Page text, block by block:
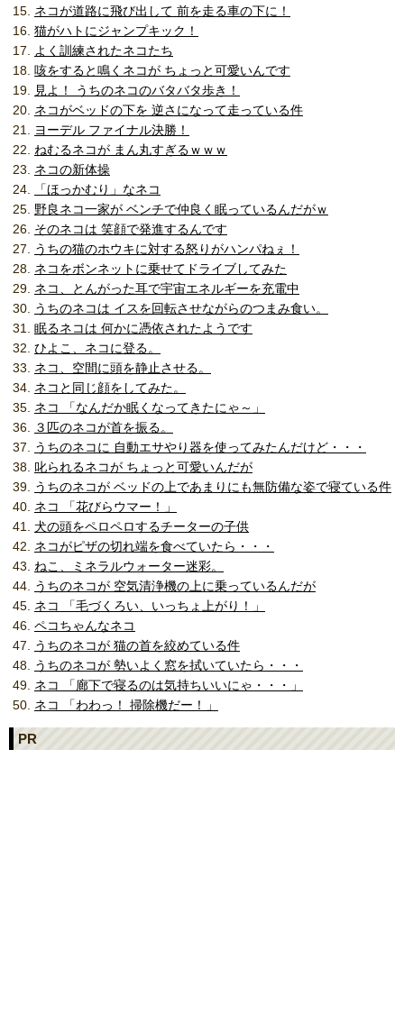
ネコが道路に飛び出して 前を走る車の下に！
猫がハトにジャンプキック！
よく訓練されたネコたち
咳をすると鳴くネコが ちょっと可愛いんです
見よ！ うちのネコのバタバタ歩き！
ネコがベッドの下を 逆さになって走っている件
ヨーデル ファイナル決勝！
ねむるネコが まん丸すぎるｗｗｗ
ネコの新体操
「ほっかむり」なネコ
野良ネコ一家が ベンチで仲良く眠っているんだがｗ
そのネコは 笑顔で発進するんです
うちの猫のホウキに対する怒りがハンパねぇ！
ネコをボンネットに乗せてドライブしてみた
ネコ、とんがった耳で宇宙エネルギーを充電中
うちのネコは イスを回転させながらのつまみ食い。
眠るネコは 何かに憑依されたようです
ひよこ、ネコに登る。
ネコ、空間に頭を静止させる。
ネコと同じ顔をしてみた。
ネコ 「なんだか眠くなってきたにゃ～」
３匹のネコが首を振る。
うちのネコに 自動エサやり器を使ってみたんだけど・・・
叱られるネコが ちょっと可愛いんだが
うちのネコが ベッドの上であまりにも無防備な姿で寝ている件
ネコ 「花びらウマー！」
犬の頭をペロペロするチーターの子供
ネコがピザの切れ端を食べていたら・・・
ねこ、ミネラルウォーター迷彩。
うちのネコが 空気清浄機の上に乗っているんだが
ネコ 「毛づくろい、いっちょ上がり！」
ペコちゃんなネコ
うちのネコが 猫の首を絞めている件
うちのネコが 勢いよく窓を拭いていたら・・・
ネコ 「廊下で寝るのは気持ちいいにゃ・・・」
ネコ 「わわっ！ 掃除機だー！」
PR